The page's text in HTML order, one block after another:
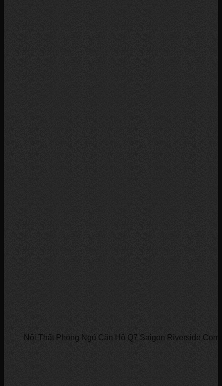
Nội Thất Phòng Ngủ Căn Hộ Q7 Saigon Riverside